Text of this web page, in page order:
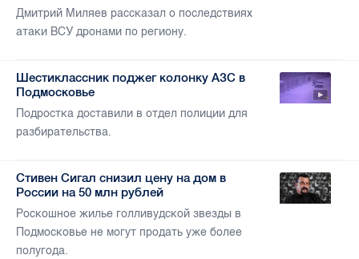
Дмитрий Миляев рассказал о последствиях
атаки ВСУ дронами по региону.
Шестиклассник поджег колонку АЗС в
Подмосковье
Подростка доставили в отдел полиции для
разбирательства.
Стивен Сигал снизил цену на дом в
России на 50 млн рублей
Роскошное жилье голливудской звезды в
Подмосковье не могут продать уже более
полугода.